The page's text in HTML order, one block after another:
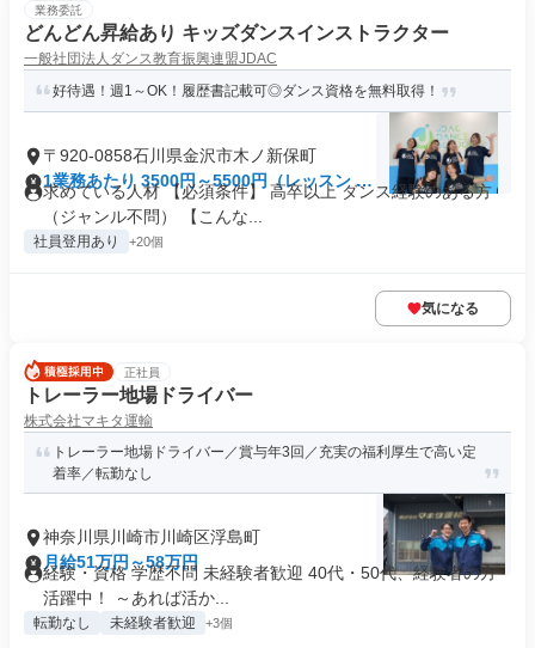
業務委託
どんどん昇給あり キッズダンスインストラクター
一般社団法人ダンス教育振興連盟JDAC
好待遇！週1～OK！履歴書記載可◎ダンス資格を無料取得！
〒920-0858石川県金沢市木ノ新保町
1業務あたり 3500円～5500円（レッスン 60
分）
求めている人材 【必須条件】 高卒以上 ダンス経験のある方
（ジャンル不問） 【こんな...
社員登用あり +20個
気になる
正社員
トレーラー地場ドライバー
株式会社マキタ運輸
トレーラー地場ドライバー／賞与年3回／充実の福利厚生で高い定
着率／転勤なし
神奈川県川崎市川崎区浮島町
月給51万円～58万円
経験・資格 学歴不問 未経験者歓迎 40代・50代、経験者の方
活躍中！ ～あれば活か...
転勤なし 未経験者歓迎 +3個